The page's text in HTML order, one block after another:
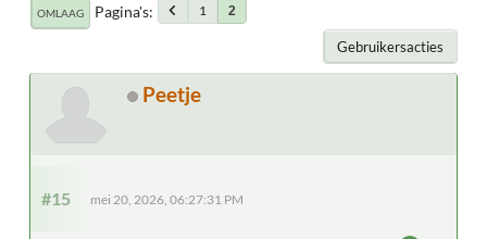
OMLAAG Pagina's 1 2
Gebruikersacties
Peetje
#15 mei 20, 2026, 06:27:31 PM